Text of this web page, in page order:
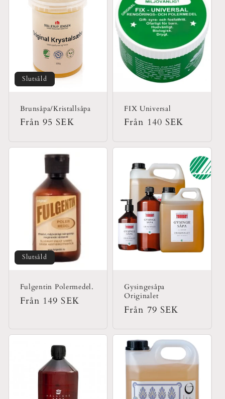
e
e
Slutsåld
Brunsåpa/Kristallsåpa
Ordinarie
Från 95 SEK
FIX Universal
Ordinarie
Från 140 SEK
Slutsåld
Fulgentin Polermedel.
Ordinarie
Från 149 SEK
Gysingesåpa
Originalet
Ordinarie
Från 79 SEK